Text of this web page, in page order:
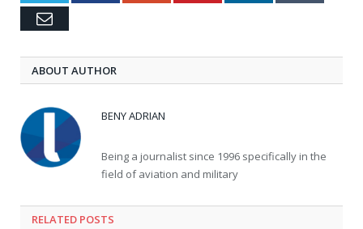
Email
ABOUT AUTHOR
BENY ADRIAN
Being a journalist since 1996 specifically in the
field of aviation and military
RELATED POSTS